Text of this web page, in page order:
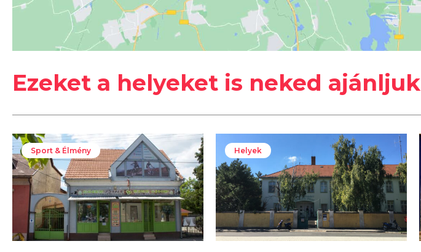
Ezeket a helyeket is neked ajánljuk
Sport & Élmény Helyek